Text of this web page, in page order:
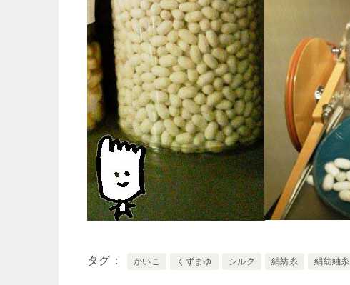
タグ かいこ くずまゆ シルク 絹紡糸 絹紡紬糸